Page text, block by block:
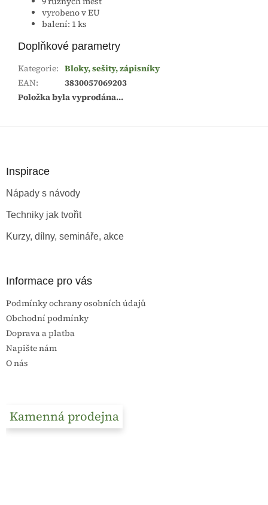
vyrobeno v EU
balení: 1 ks
Doplňkové parametry
Kategorie: Bloky, sešity, zápisníky
EAN:
3830057069203
Položka byla vyprodána…
Inspirace
Nápady s návody
Techniky jak tvořit
Kurzy, dílny, semináře, akce
Informace pro vás
Podmínky ochrany osobních údajů
Obchodní podmínky
Doprava a platba
Napište nám
O nás
Kamenná prodejna